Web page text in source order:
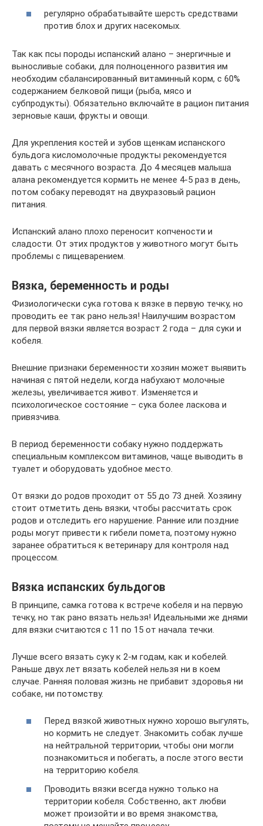
регулярно обрабатывайте шерсть средствами
против блох и других насекомых.
Так как псы породы испанский алано – энергичные и
выносливые собаки, для полноценного развития им
необходим сбалансированный витаминный корм, с 60%
содержанием белковой пищи (рыба, мясо и
субпродукты). Обязательно включайте в рацион питания
зерновые каши, фрукты и овощи.
Для укрепления костей и зубов щенкам испанского
бульдога кисломолочные продукты рекомендуется
давать с месячного возраста. До 4 месяцев малыша
алана рекомендуется кормить не менее 4-5 раз в день,
потом собаку переводят на двухразовый рацион
питания.
Испанский алано плохо переносит копчености и
сладости. От этих продуктов у животного могут быть
проблемы с пищеварением.
Вязка, беременность и роды
Физиологически сука готова к вязке в первую течку, но
проводить ее так рано нельзя! Наилучшим возрастом
для первой вязки является возраст 2 года – для суки и
кобеля.
Внешние признаки беременности хозяин может выявить
начиная с пятой недели, когда набухают молочные
железы, увеличивается живот. Изменяется и
психологическое состояние – сука более ласкова и
привязчива.
В период беременности собаку нужно поддержать
специальным комплексом витаминов, чаще выводить в
туалет и оборудовать удобное место.
От вязки до родов проходит от 55 до 73 дней. Хозяину
стоит отметить день вязки, чтобы рассчитать срок
родов и отследить его нарушение. Ранние или поздние
роды могут привести к гибели помета, поэтому нужно
заранее обратиться к ветеринару для контроля над
процессом.
Вязка испанских бульдогов
В принципе, самка готова к встрече кобеля и на первую
течку, но так рано вязать нельзя! Идеальными же днями
для вязки считаются с 11 по 15 от начала течки.
Лучше всего вязать суку к 2-м годам, как и кобелей.
Раньше двух лет вязать кобелей нельзя ни в коем
случае. Ранняя половая жизнь не прибавит здоровья ни
собаке, ни потомству.
Перед вязкой животных нужно хорошо выгулять,
но кормить не следует. Знакомить собак лучше
на нейтральной территории, чтобы они могли
познакомиться и побегать, а после этого вести
на территорию кобеля.
Проводить вязки всегда нужно только на
территории кобеля. Собственно, акт любви
может произойти и во время знакомства,